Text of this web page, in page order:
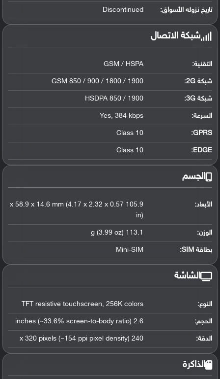
تاريخ نزوله الأسواق: Discontinued
شبكة الاتصال
التقنية: GSM / HSPA
شبكة 2G: GSM 850 / 900 / 1800 / 1900
شبكة 3G :
HSDPA 850 / 1900
السرعة: Yes, 384 kbps
GPRS:
Class 10
EDGE:
Class 10
الجسم
الأبعاد:
105.9 x 58.9 x 14.6 mm (4.17 x 2.32 x 0.57
in)
الوزن: 113.1 g (3.99 oz)
بطاقة SIM: Mini-SIM
الشاشة
النوع: TFT resistive touchscreen, 256K colors
الحجم: 2.6 inches (~33.6% screen-to-body ratio)
الدقة: 240 x 320 pixels (~154 ppi pixel density)
الذاكرة